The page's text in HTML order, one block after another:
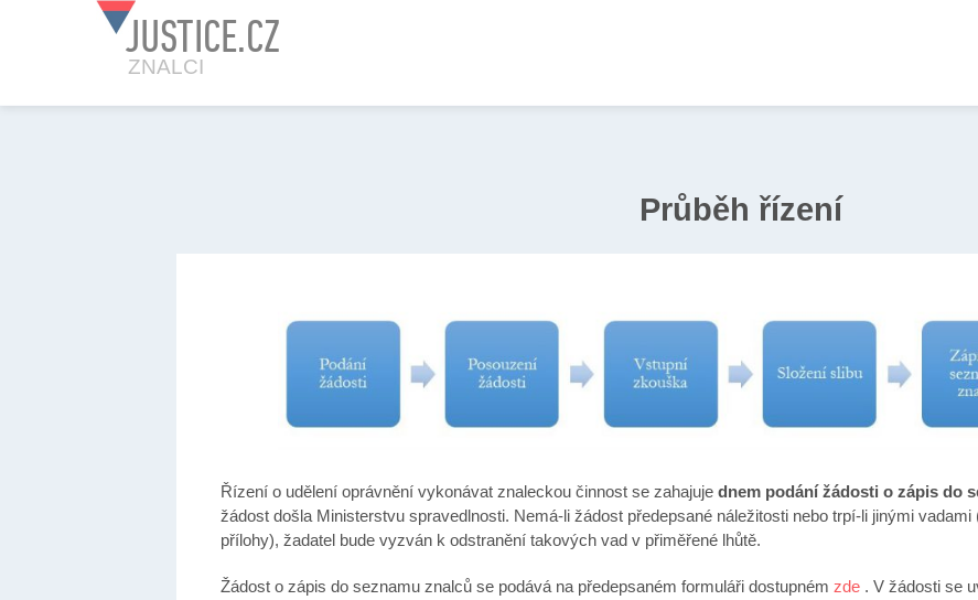
JUSTICE.CZ
ZNALCI
Průběh řízení
Řízení o udělení oprávnění vykonávat znaleckou činnost se zahajuje dnem podání žádosti o zápis do
žádost došla Ministerstvu spravedlnosti. Nemá-li žádost předepsané náležitosti nebo trpí-li jinými
přílohy), žadatel bude vyzván k odstranění takových vad v přiměřené lhůtě.
Žádost o zápis do seznamu znalců se podává na předepsaném formuláři dostupném zde . V žádosti se